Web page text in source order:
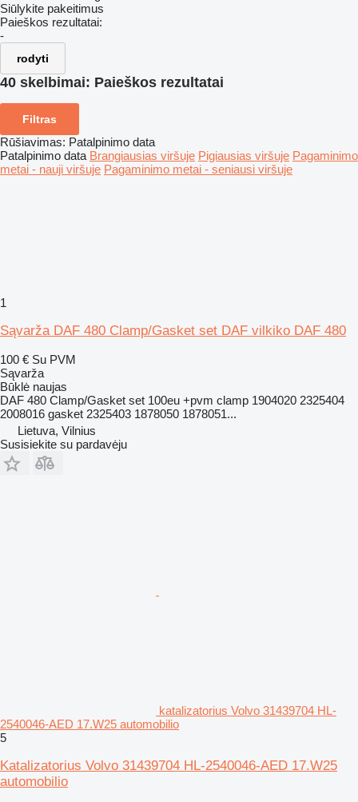
Siūlykite pakeitimus
Paieškos rezultatai:
-
rodyti
40 skelbimai: Paieškos rezultatai
Filtras
Rūšiavimas: Patalpinimo data
Patalpinimo data Brangiausias viršuje Pigiausias viršuje Pagaminimo
metai - nauji viršuje Pagaminimo metai - seniausi viršuje
1
Sąvarža DAF 480 Clamp/Gasket set DAF vilkiko DAF 480
100 € Su PVM
Sąvarža
Būklė naujas
DAF 480 Clamp/Gasket set 100eu +pvm clamp 1904020 2325404
2008016 gasket 2325403 1878050 1878051...
Lietuva, Vilnius
Susisiekite su pardavėju
katalizatorius Volvo 31439704 HL-
2540046-AED 17.W25 automobilio
5
Katalizatorius Volvo 31439704 HL-2540046-AED 17.W25
automobilio